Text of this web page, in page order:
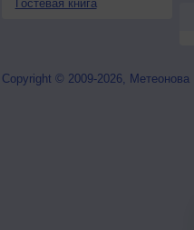
Гостевая книга
Copyright © 2009-2026, Метеонова